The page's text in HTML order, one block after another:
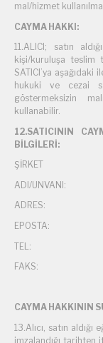
mal/hizmet
CAYMA HAKKI:
11.ALICI; satın
kişi/kuruluşa teslim
SATICI’ya
hukuki ve cezai
göstermeksizin
kullanabilir.
12.SATICININ
BİLGİLERİ:
ŞİRKET
ADI/UNVANI:
ADRES:
EPOSTA:
TEL:
FAKS:
CAYMA HAKKININ
13.Alıcı, satın
imzalandığı tarihten